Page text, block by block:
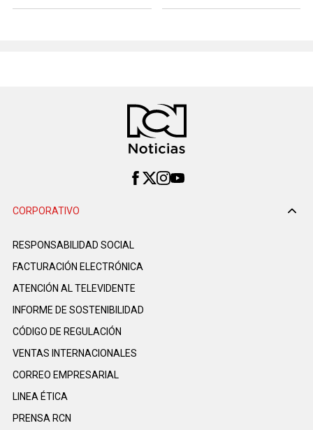
CORPORATIVO
RESPONSABILIDAD SOCIAL
FACTURACIÓN ELECTRÓNICA
ATENCIÓN AL TELEVIDENTE
INFORME DE SOSTENIBILIDAD
CÓDIGO DE REGULACIÓN
VENTAS INTERNACIONALES
CORREO EMPRESARIAL
LINEA ÉTICA
PRENSA RCN